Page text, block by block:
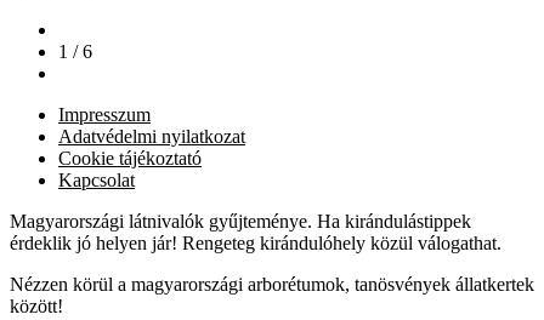
1 / 6
Impresszum
Adatvédelmi nyilatkozat
Cookie tájékoztató
Kapcsolat
Magyarországi látnivalók gyűjteménye. Ha kirándulástippek
érdeklik jó helyen jár! Rengeteg kirándulóhely közül válogathat.
Nézzen körül a magyarországi arborétumok, tanösvények állatkertek
között!